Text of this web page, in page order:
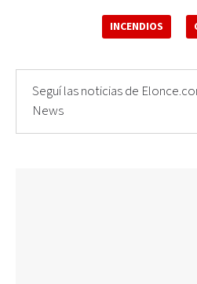
INCENDIOS
Seguí las noticias de
News